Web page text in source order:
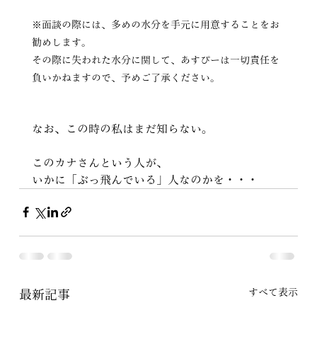
※面談の際には、多めの水分を手元に用意することをお
勧めします。
その際に失われた水分に関して、あすぴーは一切責任を
負いかねますので、予めご了承ください。
なお、この時の私はまだ知らない。
このカナさんという人が、
いかに「ぶっ飛んでいる」人なのかを・・・
最新記事 すべて表示